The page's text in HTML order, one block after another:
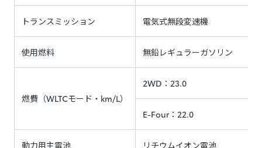
トランスミッション 電気式無段変速機
使用燃料 無鉛レギュラーガソリン
燃費（WLTCモード・km/L）
2WD：23.0
E-Four：22.0
動力用主電池 リチウムイオン電池